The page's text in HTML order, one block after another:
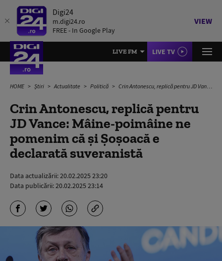
Digi24
m.digi24.ro
FREE - In Google Play
VIEW
LIVE FM LIVE TV
HOME Știri Actualitate Politică Crin Antonescu, replică pentru JD Vance: Mâine-poimâine ne pomenim că şi Şoşoacă e declarată suveranistă
Crin Antonescu, replică pentru
JD Vance: Mâine-poimâine ne
pomenim că şi Şoşoacă e
declarată suveranistă
Data actualizării:20.02.2025 23:20
Data publicării:20.02.2025 23:14